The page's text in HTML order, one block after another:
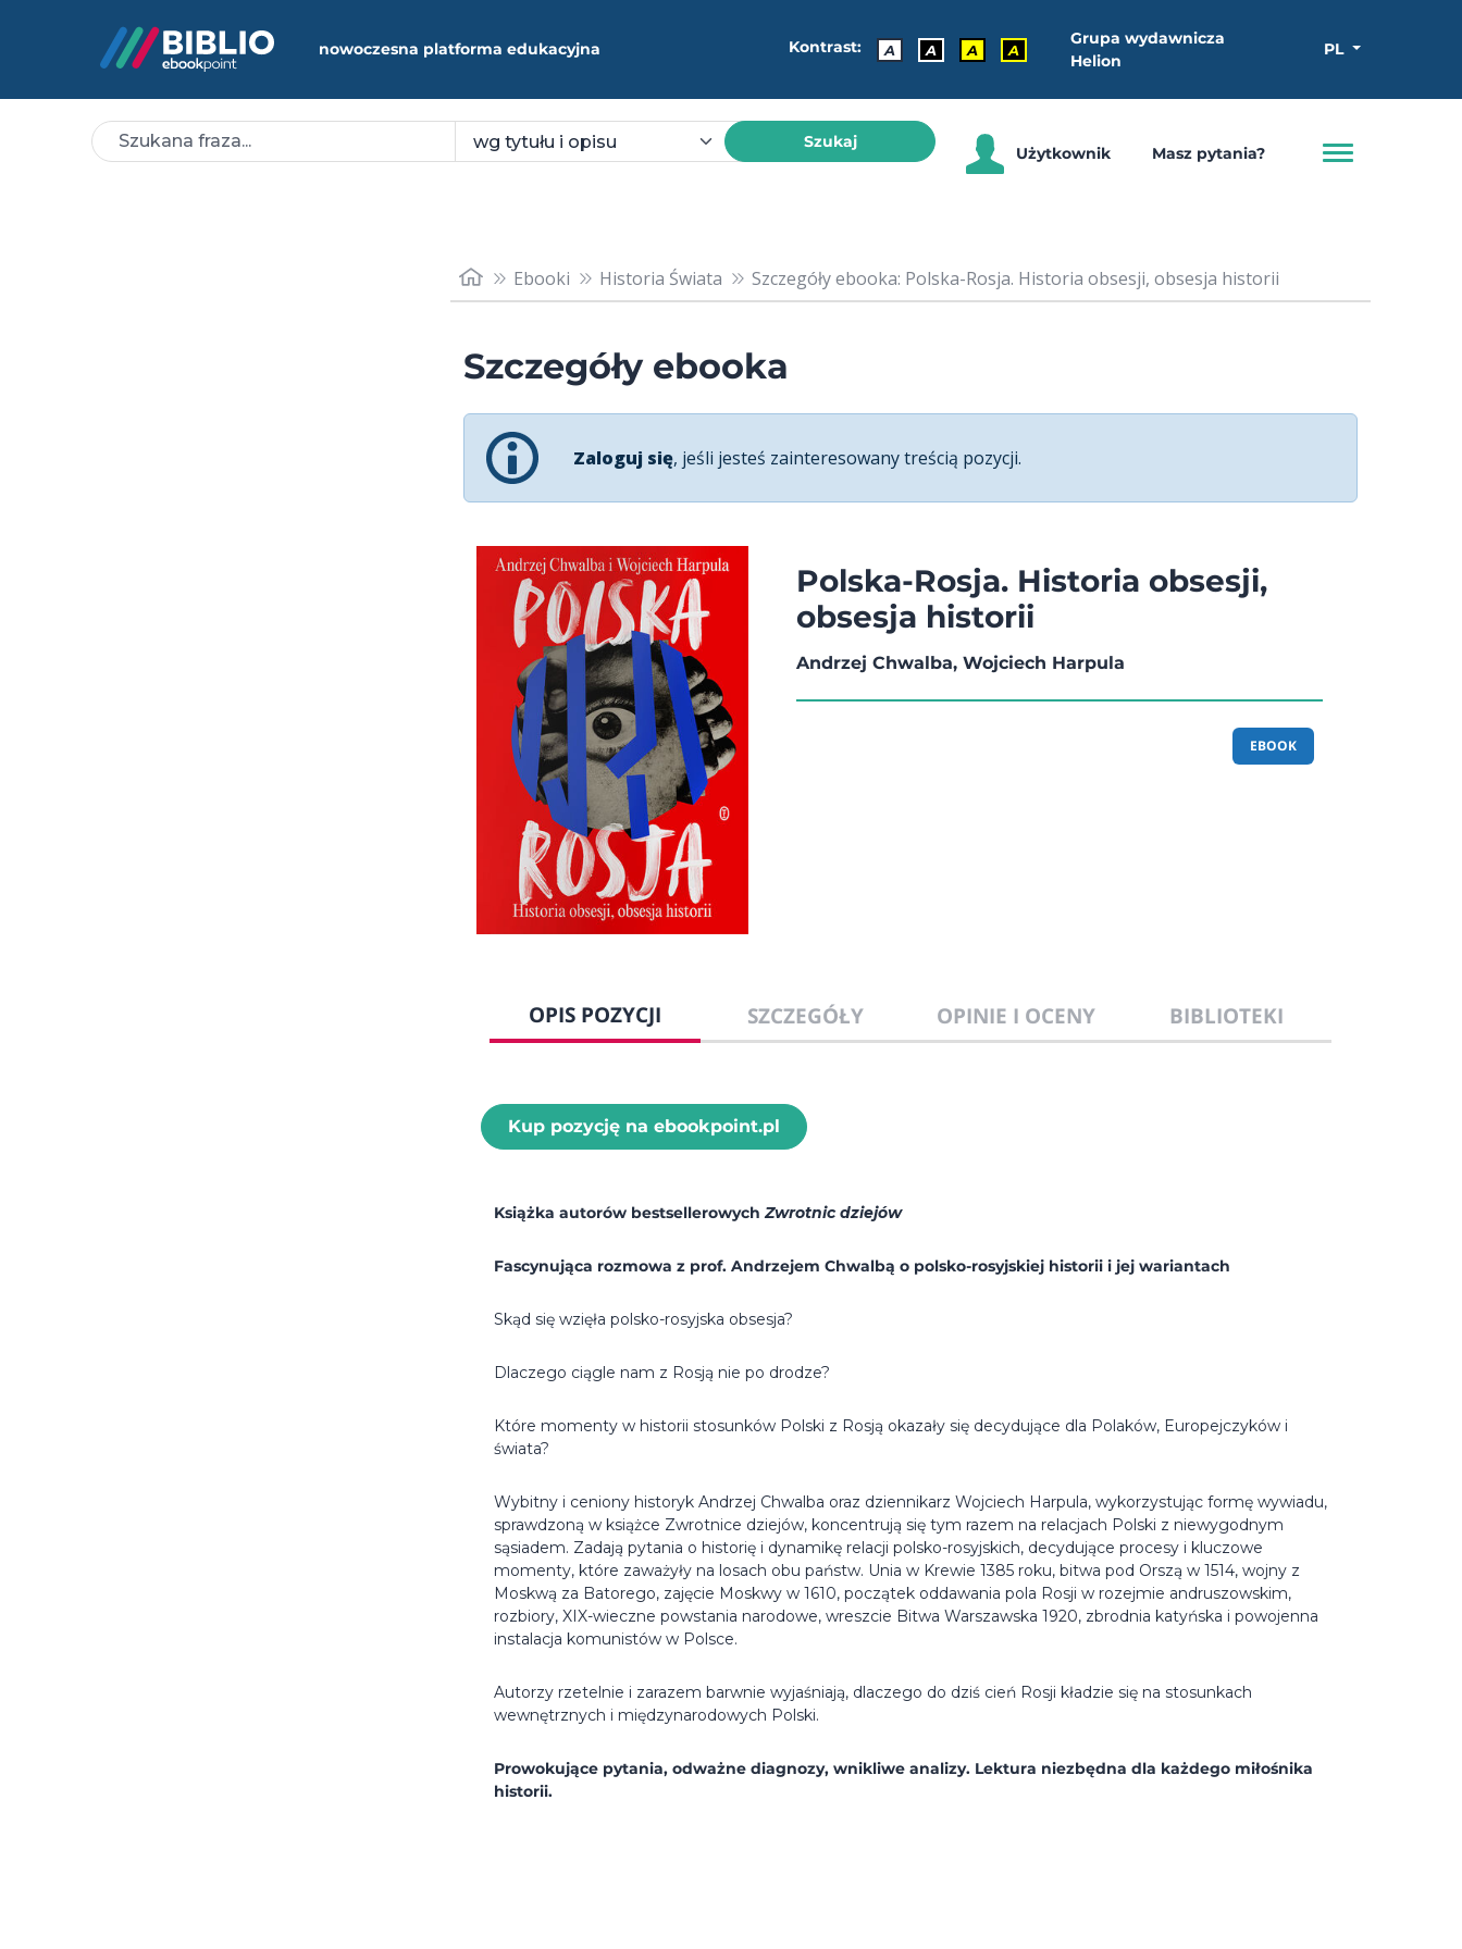
nowoczesna platforma edukacyjna Kontrast: A A A A
Grupa wydawnicza
Helion
PL
Szukaj
Użytkownik Masz pytania?
Ebooki Historia Świata Szczegóły ebooka: Polska-Rosja. Historia obsesji, obsesja historii
Szczegóły ebooka
Zaloguj się, jeśli jesteś zainteresowany treścią pozycji.
Polska-Rosja. Historia obsesji,
obsesja historii
Andrzej Chwalba, Wojciech Harpula
EBOOK
OPIS POZYCJI SZCZEGÓŁY OPINIE I OCENY BIBLIOTEKI
Kup pozycję na ebookpoint.pl
Książka autorów bestsellerowychZwrotnic dziejów
Fascynująca rozmowa z prof. Andrzejem Chwalbą o polsko-rosyjskiej historii i jej wariantach
Skąd się wzięła polsko-rosyjska obsesja?
Dlaczego ciągle nam z Rosją nie po drodze?
Które momenty w historii stosunków Polski z Rosją okazały się decydujące dla Polaków, Europejczyków i
świata?
Wybitny i ceniony historyk Andrzej Chwalba oraz dziennikarz Wojciech Harpula, wykorzystując formę wywiadu,
sprawdzoną w książce Zwrotnice dziejów, koncentrują się tym razem na relacjach Polski z niewygodnym
sąsiadem. Zadają pytania o historię i dynamikę relacji polsko-rosyjskich, decydujące procesy i kluczowe
momenty, które zaważyły na losach obu państw. Unia w Krewie 1385 roku, bitwa pod Orszą w 1514, wojny z
Moskwą za Batorego, zajęcie Moskwy w 1610, początek oddawania pola Rosji w rozejmie andruszowskim,
rozbiory, XIX-wieczne powstania narodowe, wreszcie Bitwa Warszawska 1920, zbrodnia katyńska i powojenna
instalacja komunistów w Polsce.
Autorzy rzetelnie i zarazem barwnie wyjaśniają, dlaczego do dziś cień Rosji kładzie się na stosunkach
wewnętrznych i międzynarodowych Polski.
Prowokujące pytania, odważne diagnozy, wnikliwe analizy. Lektura niezbędna dla każdego miłośnika
historii.